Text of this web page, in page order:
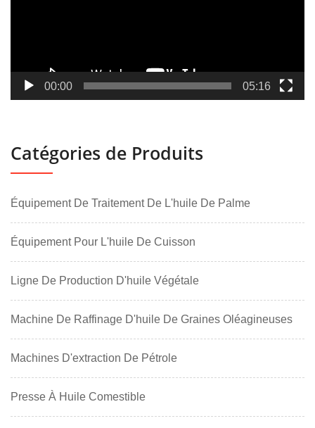
00:00 05:16
Catégories de Produits
Équipement De Traitement De L'huile De Palme
Équipement Pour L'huile De Cuisson
Ligne De Production D'huile Végétale
Machine De Raffinage D'huile De Graines Oléagineuses
Machines D'extraction De Pétrole
Presse À Huile Comestible